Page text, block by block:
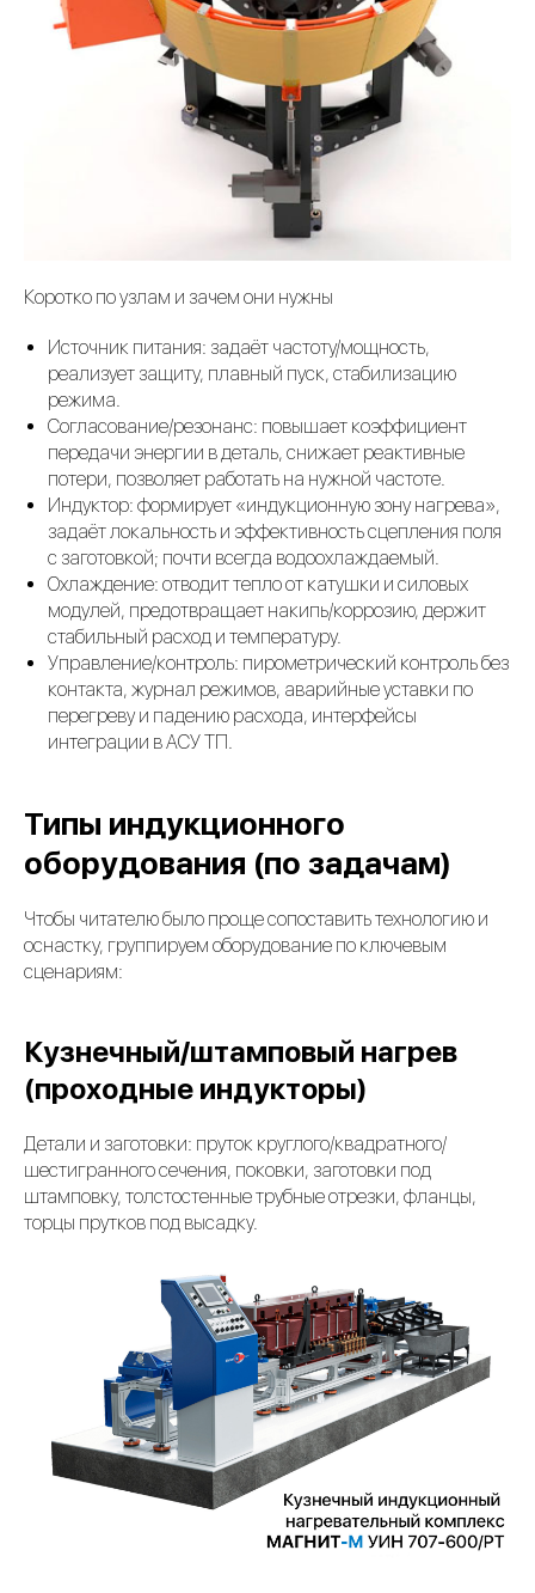
Коротко по узлам и зачем они нужны
Источник питания: задаёт частоту/мощность,
реализует защиту, плавный пуск, стабилизацию
режима.
Согласование/резонанс: повышает коэффициент
передачи энергии в деталь, снижает реактивные
потери, позволяет работать на нужной частоте.
Индуктор: формирует «индукционную зону нагрева»,
задаёт локальность и эффективность сцепления поля
с заготовкой; почти всегда водоохлаждаемый.
Охлаждение: отводит тепло от катушки и силовых
модулей, предотвращает накипь/коррозию, держит
стабильный расход и температуру.
Управление/контроль: пирометрический контроль без
контакта, журнал режимов, аварийные уставки по
перегреву и падению расхода, интерфейсы
интеграции в АСУ ТП.
Типы индукционного
оборудования (по задачам)
Чтобы читателю было проще сопоставить технологию и
оснастку, группируем оборудование по ключевым
сценариям:
Кузнечный/штамповый нагрев
(проходные индукторы)
Детали и заготовки: пруток круглого/квадратного/
шестигранного сечения, поковки, заготовки под
штамповку, толстостенные трубные отрезки, фланцы,
торцы прутков под высадку.